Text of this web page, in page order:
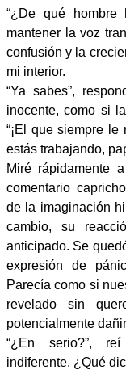
“¿De qué hombre
mantener la voz
confusión y la
mi interior.
“Ya sabes”,
inocente, como si
“¡El que siempre
estás trabajando,
Miré rápidamente
comentario
de la imaginación
cambio, su
anticipado. Se
expresión de
Parecía como si
revelado sin
potencialmente
“¿En serio?”, reí
indiferente. ¿Qué